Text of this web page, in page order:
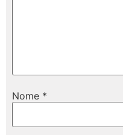
Nome *